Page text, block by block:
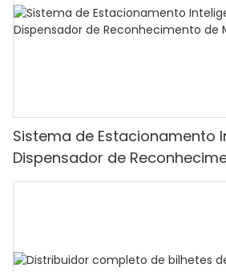
Sistema de Estacionamento
Dispensador de
Matrículas Realpark